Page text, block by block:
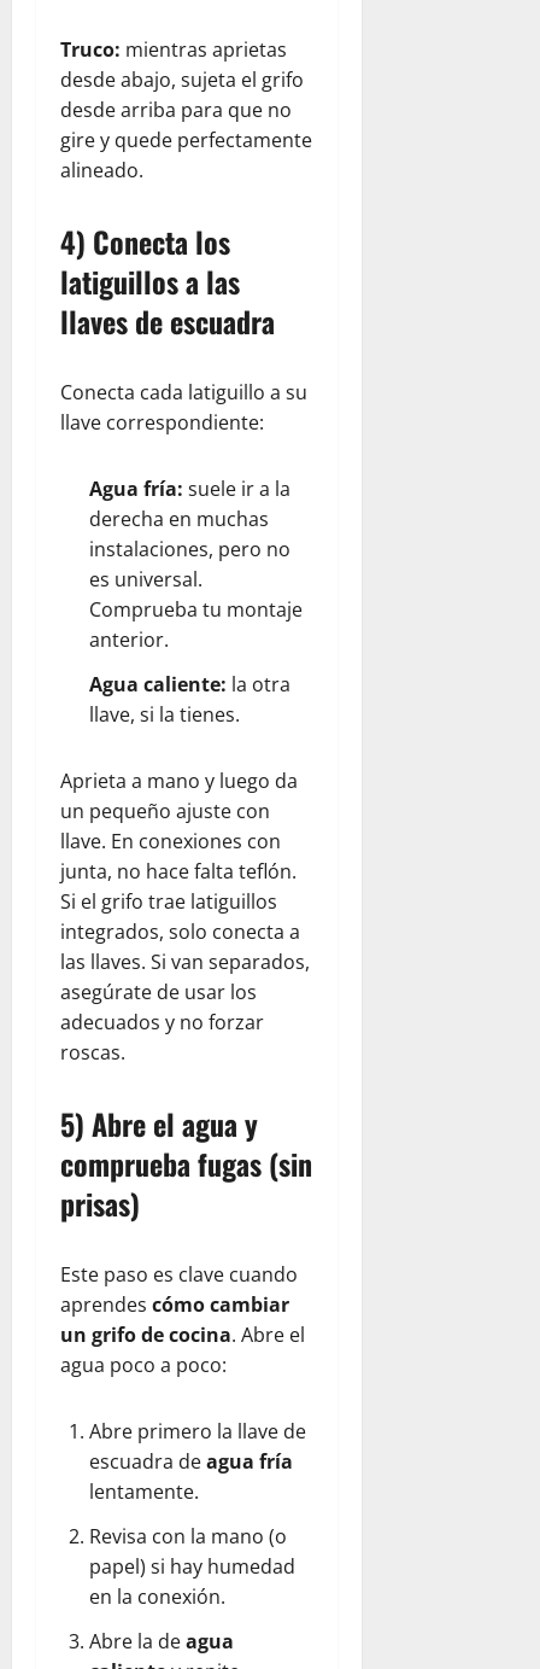
Truco: mientras aprietas
desde abajo, sujeta el grifo
desde arriba para que no
gire y quede perfectamente
alineado.
4) Conecta los
latiguillos a las
llaves de escuadra
Conecta cada latiguillo a su
llave correspondiente:
Agua fría: suele ir a la
derecha en muchas
instalaciones, pero no
es universal.
Comprueba tu montaje
anterior.
Agua caliente: la otra
llave, si la tienes.
Aprieta a mano y luego da
un pequeño ajuste con
llave. En conexiones con
junta, no hace falta teflón.
Si el grifo trae latiguillos
integrados, solo conecta a
las llaves. Si van separados,
asegúrate de usar los
adecuados y no forzar
roscas.
5) Abre el agua y
comprueba fugas (sin
prisas)
Este paso es clave cuando
aprendes cómo cambiar
un grifo de cocina. Abre el
agua poco a poco:
Abre primero la llave de
escuadra deagua fría
lentamente.
Revisa con la mano (o
papel) si hay humedad
en la conexión.
Abre la deagua